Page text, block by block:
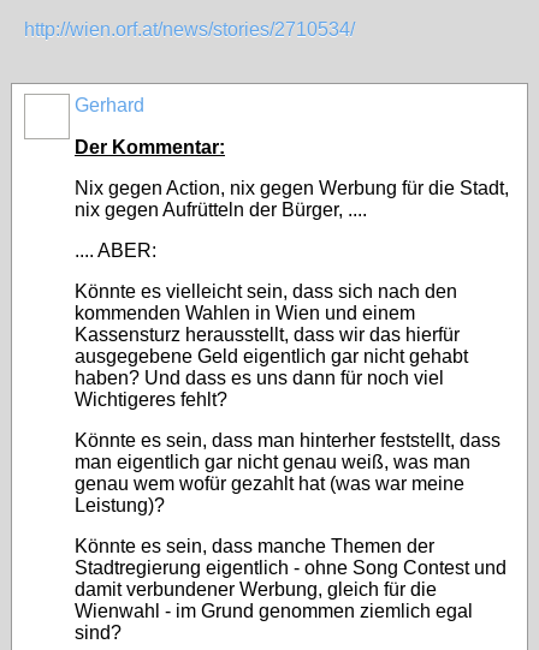
http://wien.orf.at/news/stories/2710534/
Gerhard
Der Kommentar:
Nix gegen Action, nix gegen Werbung für die Stadt,
nix gegen Aufrütteln der Bürger, ....
.... ABER:
Könnte es vielleicht sein, dass sich nach den
kommenden Wahlen in Wien und einem
Kassensturz herausstellt, dass wir das hierfür
ausgegebene Geld eigentlich gar nicht gehabt
haben? Und dass es uns dann für noch viel
Wichtigeres fehlt?
Könnte es sein, dass man hinterher feststellt, dass
man eigentlich gar nicht genau weiß, was man
genau wem wofür gezahlt hat (was war meine
Leistung)?
Könnte es sein, dass manche Themen der
Stadtregierung eigentlich - ohne Song Contest und
damit verbundener Werbung, gleich für die
Wienwahl - im Grund genommen ziemlich egal
sind?